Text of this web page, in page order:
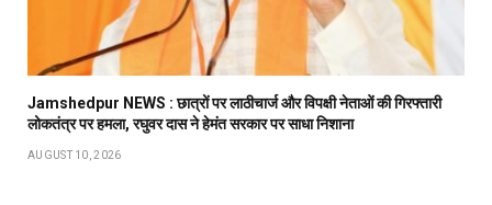
Jamshedpur NEWS : छात्रों पर लाठीचार्ज और विपक्षी नेताओं की गिरफ्तारी
लोकतंत्र पर हमला, रघुवर दास ने हेमंत सरकार पर साधा निशाना
AUGUST 10, 2026